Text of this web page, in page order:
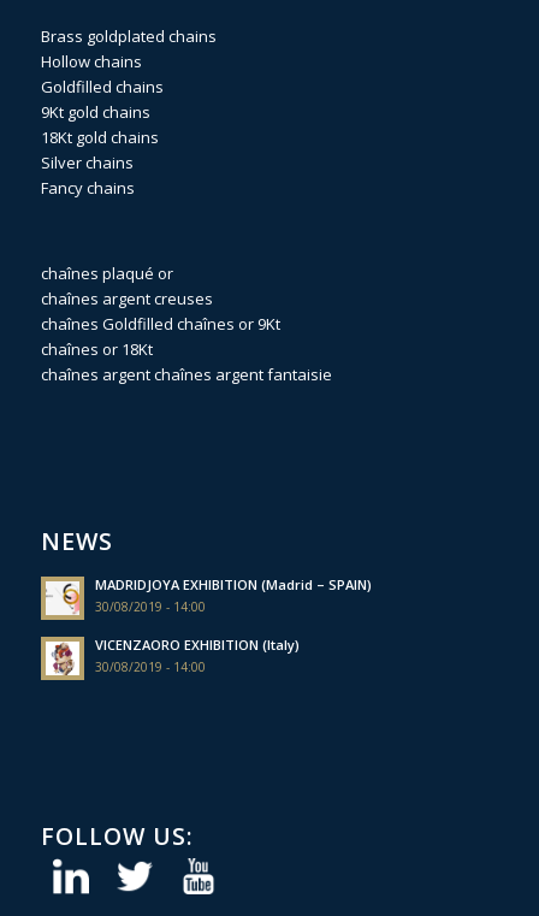
Brass goldplated chains
Hollow chains
Goldfilled chains
9Kt gold chains
18Kt gold chains
Silver chains
Fancy chains
chaînes plaqué or
chaînes argent creuses
chaînes Goldfilled chaînes or 9Kt
chaînes or 18Kt
chaînes argentchaînes argent fantaisie
NEWS
MADRIDJOYA EXHIBITION (Madrid – SPAIN)
30/08/2019 - 14:00
VICENZAORO EXHIBITION (Italy)
30/08/2019 - 14:00
FOLLOW US: